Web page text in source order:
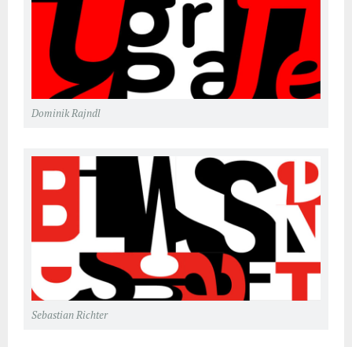
Dominik Rajndl
Sebastian Richter